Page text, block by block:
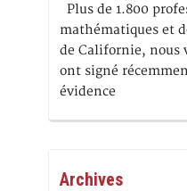
Plus de 1.800
mathématiques et
de Californie, nous
ont signé
évidence
Archives